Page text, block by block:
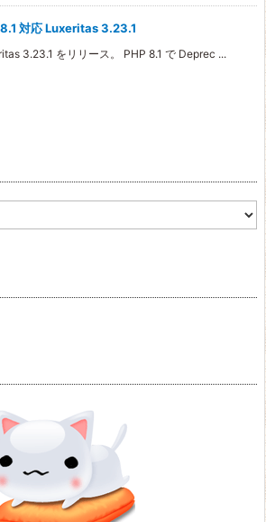
対応 Luxeritas 3.23.1
3.23.1 をリリース。 PHP 8.1 で Deprec ...